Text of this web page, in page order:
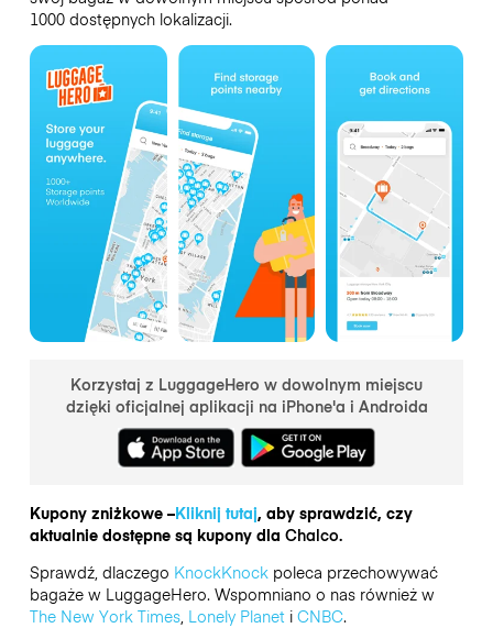
1000 dostępnych lokalizacji.
Korzystaj z LuggageHero w dowolnym miejscu
dzięki oficjalnej aplikacji na iPhone'a i Androida
Kupony zniżkowe –Kliknij tutaj, aby sprawdzić, czy
aktualnie dostępne są kupony dla Chalco.
Sprawdź, dlaczego KnockKnockpoleca przechowywać
bagaże w LuggageHero. Wspomniano o nas również w
The New York Times, Lonely Planeti CNBC.